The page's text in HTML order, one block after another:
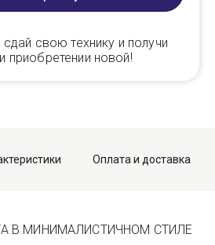
сдай свою технику и получи
приобретении новой!
Оплата и доставка
В МИНИМАЛИСТИЧНОМ СТИЛЕ